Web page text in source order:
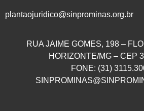
plantaojuridico@sinprominas.org.br
RUA JAIME GOMES, 198 –
HORIZONTE/MG – CEP
FONE: (31)